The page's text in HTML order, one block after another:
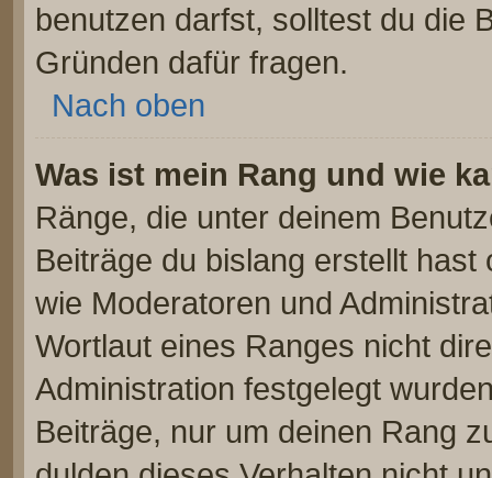
benutzen darfst, solltest du die
Gründen dafür fragen.
Nach oben
Was ist mein Rang und wie
Ränge, die unter deinem
Beiträge du bislang erstellt
wie Moderatoren und
Wortlaut eines Ranges nicht
Administration festgelegt
Beiträge, nur um deinen Rang